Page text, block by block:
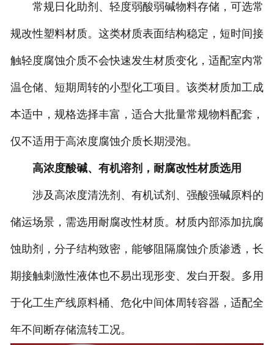
常规日化助剂、轻度弱酸弱碱物料存储，可选常
规改性塑料材质。这类材质表面结构稳定，短时间接
触轻度腐蚀介质不会快速发生材质变化，适配室内常
温仓储、短期周转的小型化工项目。该类材质加工成
本适中，规格选择丰富，适合大批量常规物料配套，
仅不适用于高浓度腐蚀介质长期浸泡。
高浓度酸碱、有机溶剂，耐腐改性材质选用
涉及高浓度清洗剂、有机试剂、强酸强碱原料的
储运场景，需选用耐腐改性材质。材质内部添加抗腐
蚀助剂，分子结构致密，能够阻隔腐蚀介质渗透，长
期接触刺激性液体也不易出现形变、发白开裂。多用
于化工生产线原料桶、危化中间体周转容器，适配全
年不间断存储流转工况。